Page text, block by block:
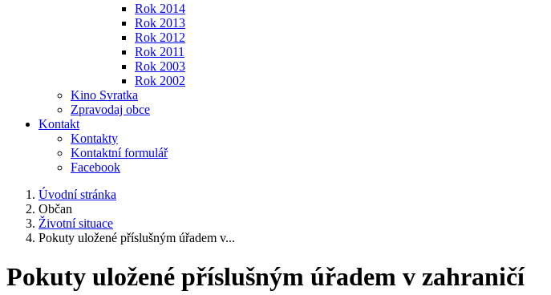
Rok 2014
Rok 2013
Rok 2012
Rok 2011
Rok 2003
Rok 2002
Kino Svratka
Zpravodaj obce
Kontakt
Kontakty
Kontaktní formulář
Facebook
Úvodní stránka
Občan
Životní situace
Pokuty uložené příslušným úřadem v...
Pokuty uložené příslušným úřadem v zahraničí